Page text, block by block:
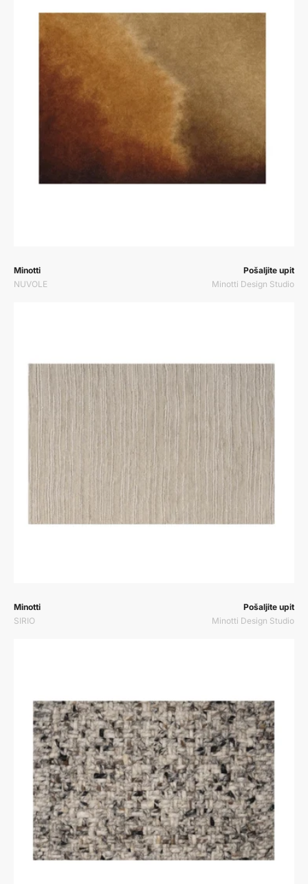
Prodavač:
Minotti
NUVOLE
Prodavač:Pošaljite upit
Minotti Design Studio
Prodavač:
Minotti
SIRIO
Prodavač:Pošaljite upit
Minotti Design Studio